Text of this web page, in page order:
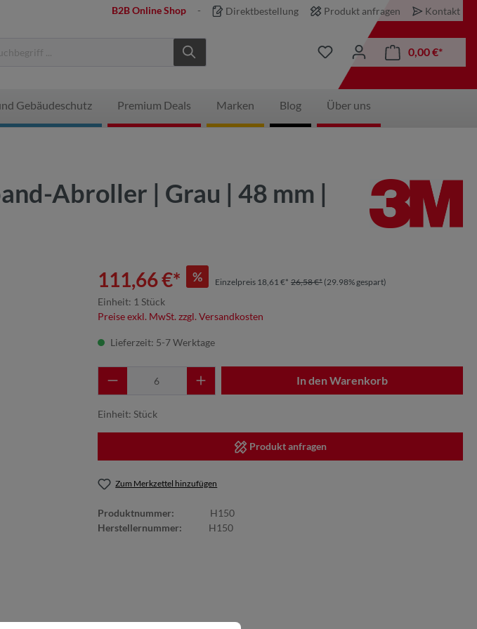
B2B Online Shop Direktbestellung Produkt anfragen Kontakt
0,00 €*
Gebäudeschutz Premium Deals Marken Blog Über uns
Abroller | Grau | 48 mm |
111,66 €* % Einzelpreis 18,61 €* 26,58 €* (29.98% gespart)
Einheit: 1 Stück
Preise exkl. MwSt. zzgl. Versandkosten
Lieferzeit: 5-7 Werktage
In den Warenkorb
Einheit: Stück
Produkt anfragen
Zum Merkzettel hinzufügen
Produktnummer:
H150
Herstellernummer:
H150